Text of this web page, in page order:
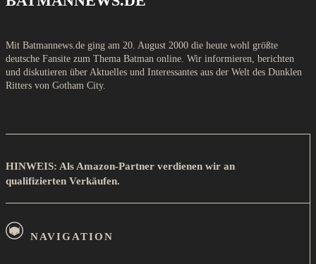
Mit Batmannews.de ging am 20. August 2000 die heute wohl größte
deutsche Fansite zum Thema Batman online. Wir informieren, berichten
und diskutieren über Aktuelles und Interessantes aus der Welt des Dunklen
Ritters von Gotham City.
HINWEIS: Als Amazon-Partner verdienen wir an
qualifizierten Verkäufen.
NAVIGATION